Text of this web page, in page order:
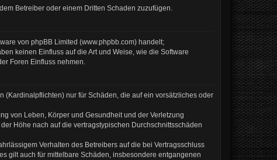
Betreiber oder einem Dritten Schaden zuzufügen.
von phpBB Limited (www.phpbb.com) handelt;
keinen Einfluss auf die Art und Weise, wie die Software
Foren Einfluss nehmen.
(Kardinalpflichten) nur für Schäden, die auf ein vorsätzliches oder
von Leben, Körper und Gesundheit und der Verletzung
Höhe nach auf die vertragstypischen Durchschnittsschäden
Verhalten des Betreibers auf die bei Vertragsschluss
gilt auch für mittelbare Schäden, insbesondere entgangenen